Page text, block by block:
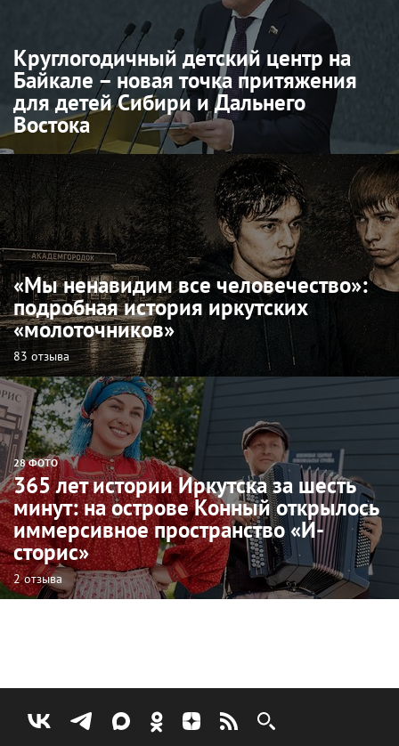
Круглогодичный детский центр на
Байкале – новая точка притяжения
для детей Сибири и Дальнего
Востока
«Мы ненавидим все человечество»:
подробная история иркутских
«молоточников»
83 отзыва
28 ФОТО
365 лет истории Иркутска за шесть
минут: на острове Конный открылось
иммерсивное пространство «И-
сторис»
2 отзыва